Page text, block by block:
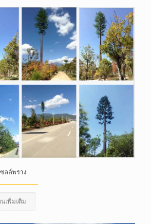
ลล์พราง
นเพิ่มเติม